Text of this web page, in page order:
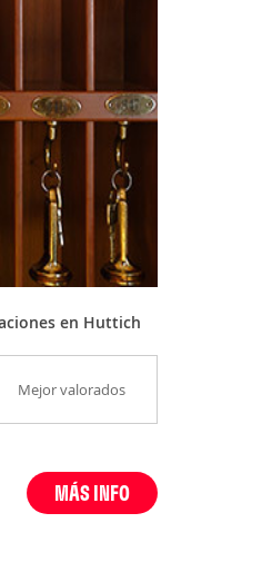
en Huttich
Mejor valorados
MÁS INFO